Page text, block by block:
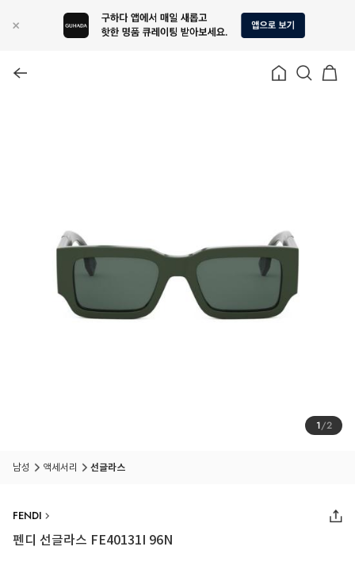
1/2
남성 액세서리 선글라스
FENDI
펜디 선글라스 FE40131I 96N